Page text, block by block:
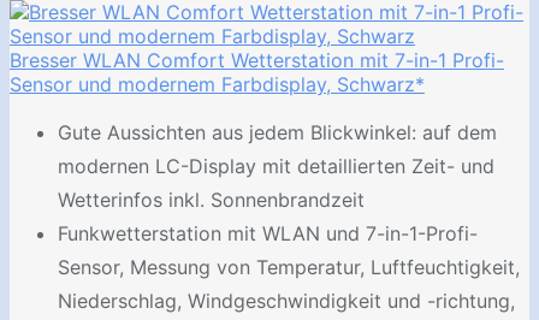
Bresser WLAN Comfort Wetterstation mit 7-in-1 Profi-
Sensor und modernem Farbdisplay, Schwarz*
Gute Aussichten aus jedem Blickwinkel: auf dem
modernen LC-Display mit detaillierten Zeit- und
Wetterinfos inkl. Sonnenbrandzeit
Funkwetterstation mit WLAN und 7-in-1-Profi-
Sensor, Messung von Temperatur, Luftfeuchtigkeit,
Niederschlag, Windgeschwindigkeit und -richtung,